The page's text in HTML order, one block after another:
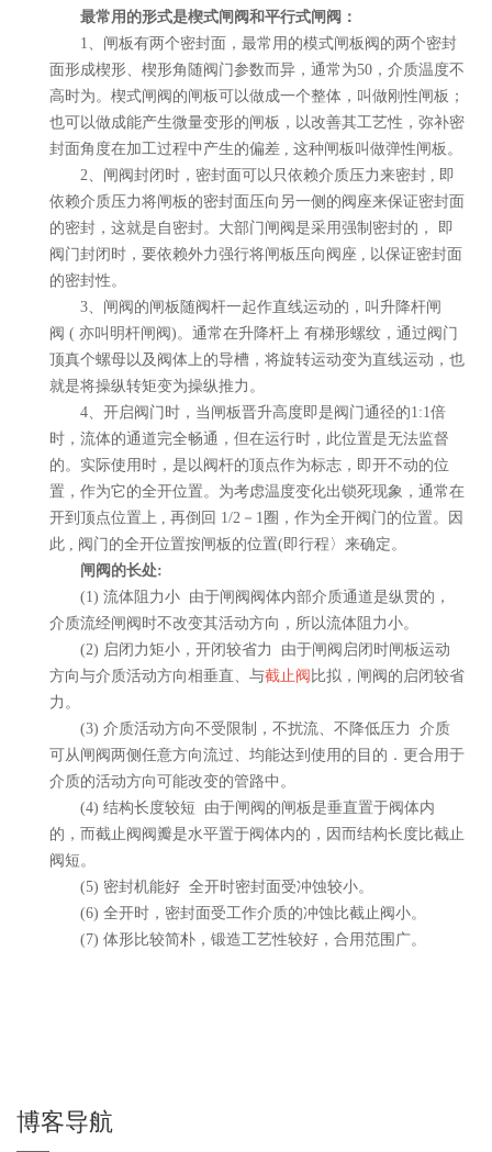
最常用的形式是楔式闸阀和平行式闸阀：
1、闸板有两个密封面，最常用的模式闸板阀的两个密封
面形成楔形、楔形角随阀门参数而异，通常为50，介质温度不
高时为。楔式闸阀的闸板可以做成一个整体，叫做刚性闸板；
也可以做成能产生微量变形的闸板，以改善其工艺性，弥补密
封面角度在加工过程中产生的偏差 , 这种闸板叫做弹性闸板。
2、闸阀封闭时，密封面可以只依赖介质压力来密封 , 即
依赖介质压力将闸板的密封面压向另一侧的阀座来保证密封面
的密封，这就是自密封。大部门闸阀是采用强制密封的， 即
阀门封闭时，要依赖外力强行将闸板压向阀座 , 以保证密封面
的密封性。
3、闸阀的闸板随阀杆一起作直线运动的，叫升降杆闸
阀 ( 亦叫明杆闸阀)。通常在升降杆上 有梯形螺纹，通过阀门
顶真个螺母以及阀体上的导槽，将旋转运动变为直线运动，也
就是将操纵转矩变为操纵推力。
4、开启阀门时，当闸板晋升高度即是阀门通径的1:1倍
时，流体的通道完全畅通，但在运行时，此位置是无法监督
的。实际使用时，是以阀杆的顶点作为标志，即开不动的位
置，作为它的全开位置。为考虑温度变化出锁死现象，通常在
开到顶点位置上 , 再倒回 1/2－1圈，作为全开阀门的位置。因
此 , 阀门的全开位置按闸板的位置(即行程〉来确定。
闸阀的长处:
(1) 流体阻力小 由于闸阀阀体内部介质通道是纵贯的，
介质流经闸阀时不改变其活动方向，所以流体阻力小。
(2) 启闭力矩小，开闭较省力 由于闸阀启闭时闸板运动
方向与介质活动方向相垂直、与截止阀 比拟，闸阀的启闭较省
力。
(3) 介质活动方向不受限制，不扰流、不降低压力 介质
可从闸阀两侧任意方向流过、均能达到使用的目的．更合用于
介质的活动方向可能改变的管路中。
(4) 结构长度较短 由于闸阀的闸板是垂直置于阀体内
的，而截止阀阀瓣是水平置于阀体内的，因而结构长度比截止
阀短。
(5) 密封机能好 全开时密封面受冲蚀较小。
(6) 全开时，密封面受工作介质的冲蚀比截止阀小。
(7) 体形比较简朴，锻造工艺性较好，合用范围广。
博客导航